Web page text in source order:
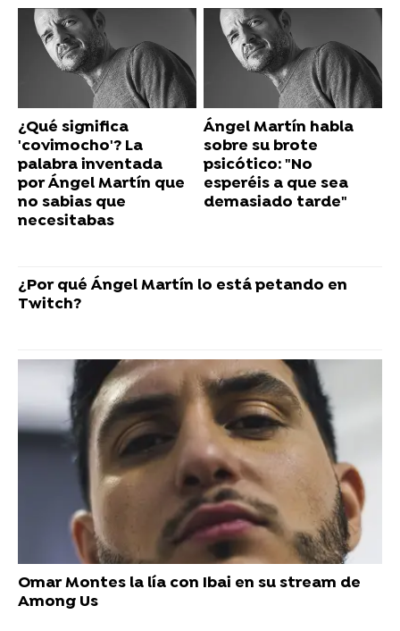
¿Qué significa
'covimocho'? La
palabra inventada
por Ángel Martín que
no sabias que
necesitabas
Ángel Martín habla
sobre su brote
psicótico: "No
esperéis a que sea
demasiado tarde"
¿Por qué Ángel Martín lo está petando en
Twitch?
Omar Montes la lía con Ibai en su stream de
Among Us